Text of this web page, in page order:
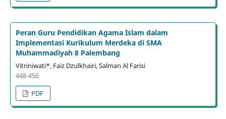
Peran Guru Pendidikan Agama Islam dalam
Implementasi Kurikulum Merdeka di SMA
Muhammadiyah 8 Palembang
Vitriniwati*, Faiz Dzulkhairi, Salman Al Farisi
448-456
PDF